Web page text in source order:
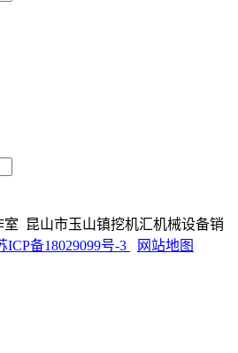
昆山市玉山镇挖机汇机械设备销
ICP备18029099号-3 网站地图